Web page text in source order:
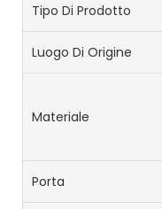
Tipo Di Prodotto
Luogo Di Origine
Materiale
Porta